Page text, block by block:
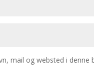
mail og websted i